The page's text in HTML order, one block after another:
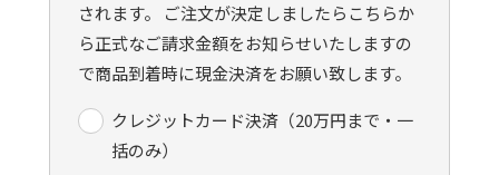
されます。 ご注文が決定しましたらこちらか
ら正式なご請求金額をお知らせいたしますの
で商品到着時に現金決済をお願い致します。
クレジットカード決済（20万円まで・一
括のみ）